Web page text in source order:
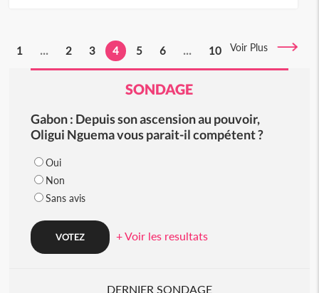
1 ... 2 3 4 5 6 ... 10 Voir Plus
SONDAGE
Gabon : Depuis son ascension au pouvoir,
Oligui Nguema vous parait-il compétent ?
Oui
Non
Sans avis
+ Voir les resultats
DERNIER SONDAGE